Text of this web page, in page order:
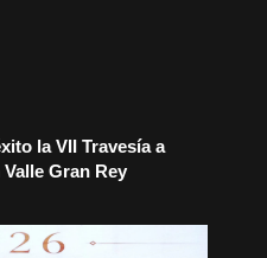
la VII Travesía a
Valle Gran Rey